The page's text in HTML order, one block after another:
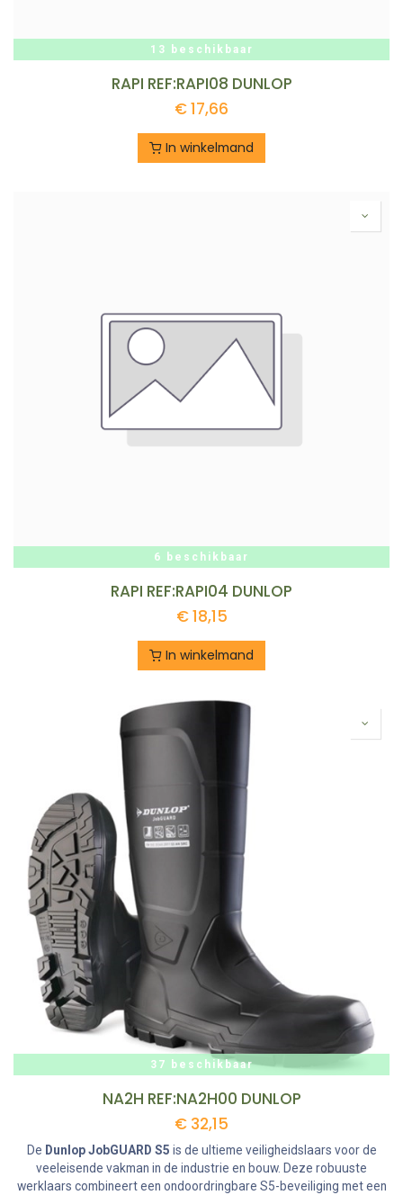
13 beschikbaar
RAPI REF:RAPI08 DUNLOP
€17,66
In winkelmand
6 beschikbaar
RAPI REF:RAPI04 DUNLOP
€18,15
In winkelmand
37 beschikbaar
NA2H REF:NA2H00 DUNLOP
€ 32,15
De Dunlop JobGUARD S5 is de ultieme veiligheidslaars voor de
veeleisende vakman in de industrie en bouw. Deze robuuste
werklaars combineert een ondoordringbare S5-beveiliging met een